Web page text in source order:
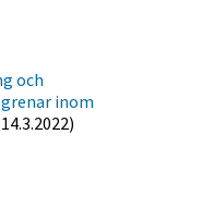
och
inom